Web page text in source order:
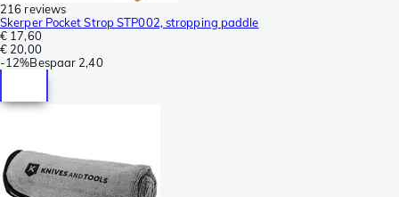
216 reviews
Skerper Pocket Strop STP002, stropping paddle
€ 17,60
€ 20,00
-12%Bespaar 2,40